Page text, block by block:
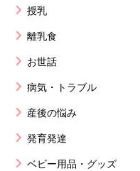
授乳
離乳食
お世話
病気・トラブル
産後の悩み
発育発達
ベビー用品・グッズ